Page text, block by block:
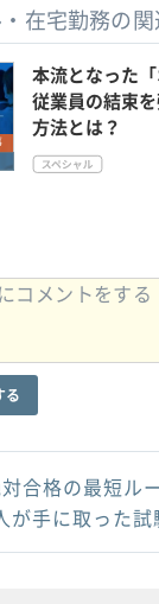
在宅勤務の
本流となった「
従業員の結束
方法とは？
る
合格の最短ル
が手に取った試